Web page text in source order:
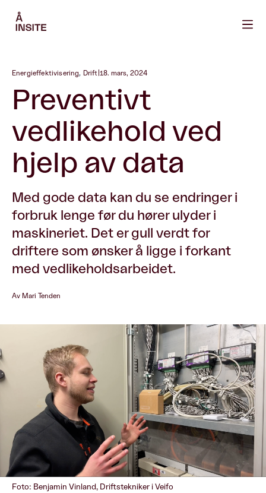
Energieffektivisering, Drift 18. mars, 2024
Preventivt
vedlikehold ved
hjelp av data
Med gode data kan du se endringer i
forbruk lenge før du hører ulyder i
maskineriet. Det er gull verdt for
driftere som ønsker å ligge i forkant
med vedlikeholdsarbeidet.
Av Mari Tenden
Foto: Benjamin Vinland, Driftstekniker i Veifo